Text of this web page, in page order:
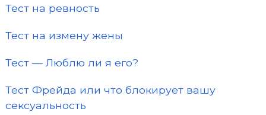
Тест на ревность
Тест на измену жены
Тест — Люблю ли я его?
Тест Фрейда или что блокирует вашу
сексуальность